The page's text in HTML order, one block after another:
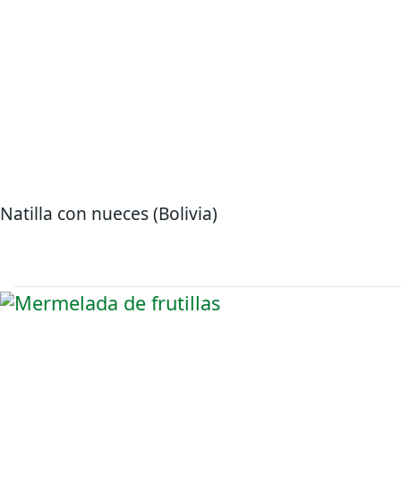
Natilla con nueces (Bolivia)